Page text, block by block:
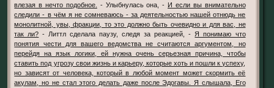
влезая в нечто подобное.
- Улыбнулась она, - И если вы внимательно
следили - в чём я не сомневаюсь - за деятельностью нашей отнюдь не
монолитной, увы, фракции, то это должно быть очевидно и для вас, не
так ли? - Литтл сделала паузу, следя за реакцией, - Я понимаю что
понятия чести для вашего ведомства не считаются аргументом, но
перейдя на язык логики, ей нужна очень серьезная причина, чтобы
ставить под угрозу свои жизнь и карьеру, которые хоть и пошли к успеху,
но зависят от человека, который в любой момент может скормить её
акулам, но не стал этого делать даже после Эдогавы. Я слышала, Его